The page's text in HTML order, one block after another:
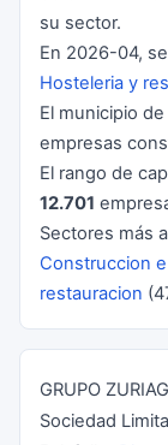
su sector.
En 2026-04,
Hosteleria y
El municipio de
empresas
El rango de
12.701
Sectores más
Construccion
restauracion
GRUPO
Sociedad